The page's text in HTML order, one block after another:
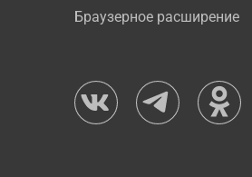
Браузерное расширение